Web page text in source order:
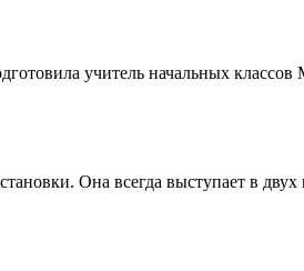
учитель начальных
Она всегда выступает в